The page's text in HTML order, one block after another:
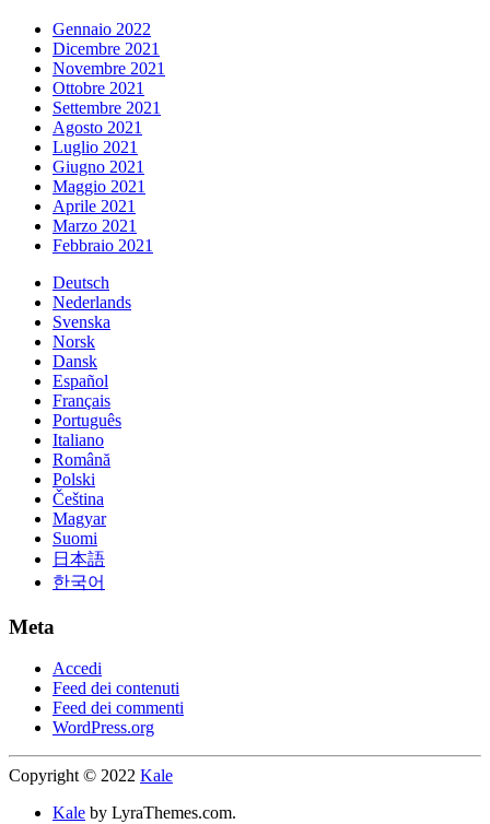
Gennaio 2022
Dicembre 2021
Novembre 2021
Ottobre 2021
Settembre 2021
Agosto 2021
Luglio 2021
Giugno 2021
Maggio 2021
Aprile 2021
Marzo 2021
Febbraio 2021
Deutsch
Nederlands
Svenska
Norsk
Dansk
Español
Français
Português
Italiano
Română
Polski
Čeština
Magyar
Suomi
日本語
한국어
Meta
Accedi
Feed dei contenuti
Feed dei commenti
WordPress.org
Copyright © 2022 Kale
Kale by LyraThemes.com.